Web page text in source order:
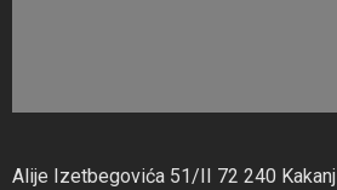
Alije Izetbegovića 51/II 72 240 Kakanj